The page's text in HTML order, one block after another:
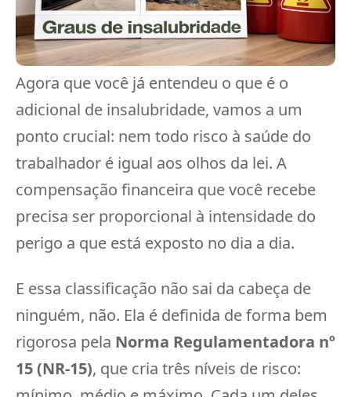
Agora que você já entendeu o que é o
adicional de insalubridade, vamos a um
ponto crucial: nem todo risco à saúde do
trabalhador é igual aos olhos da lei. A
compensação financeira que você recebe
precisa ser proporcional à intensidade do
perigo a que está exposto no dia a dia.
E essa classificação não sai da cabeça de
ninguém, não. Ela é definida de forma bem
rigorosa pela Norma Regulamentadora nº
15 (NR-15), que cria três níveis de risco: